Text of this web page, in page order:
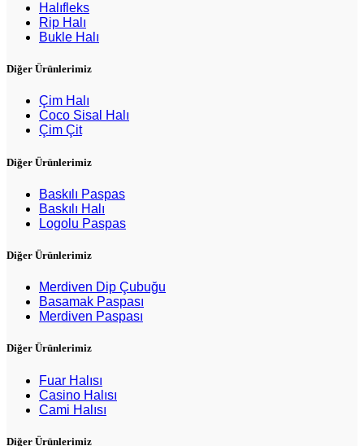
Halıfleks
Rip Halı
Bukle Halı
Diğer Ürünlerimiz
Çim Halı
Coco Sisal Halı
Çim Çit
Diğer Ürünlerimiz
Baskılı Paspas
Baskılı Halı
Logolu Paspas
Diğer Ürünlerimiz
Merdiven Dip Çubuğu
Basamak Paspası
Merdiven Paspası
Diğer Ürünlerimiz
Fuar Halısı
Casino Halısı
Cami Halısı
Diğer Ürünlerimiz